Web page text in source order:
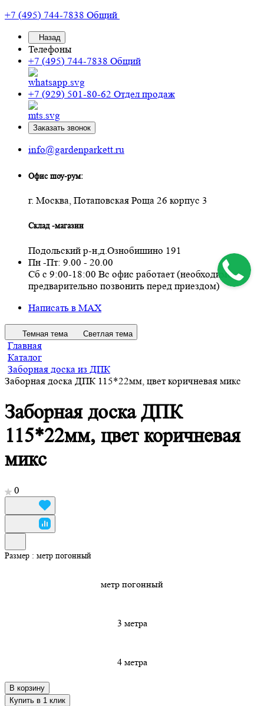
+7 (495) 744-7838 Общий
Назад
Телефоны
+7 (495) 744-7838 Общий
+7 (929) 501-80-62 Отдел продаж
Заказать звонок
info@gardenparkett.ru
Офис шоу-рум:
г. Москва, Потаповская Роща 26 корпус 3
Склад -магазин
Подольский р-н,д.Ознобишино 191
Пн -Пт: 9.00 - 20.00
Сб с 9:00-18:00 Вс офис работает (необходимо
предварительно позвонить перед приездом)
Написать в MAX
Темная тема Светлая тема
Главная
Каталог
Заборная доска из ДПК
Заборная доска ДПК 115*22мм, цвет коричневая микс
Заборная доска ДПК
115*22мм, цвет коричневая
микс
0
Размер : метр погонный
метр погонный
3 метра
4 метра
В корзину
Купить в 1 клик